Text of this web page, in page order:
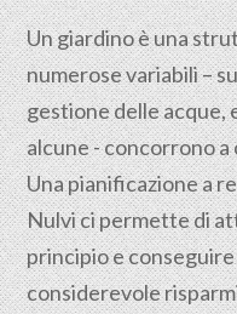
Un giardino è una
numerose variabili –
gestione delle
alcune - concorrono
Una pianificazione a
Nulvi ci permette di
principio e
considerevole